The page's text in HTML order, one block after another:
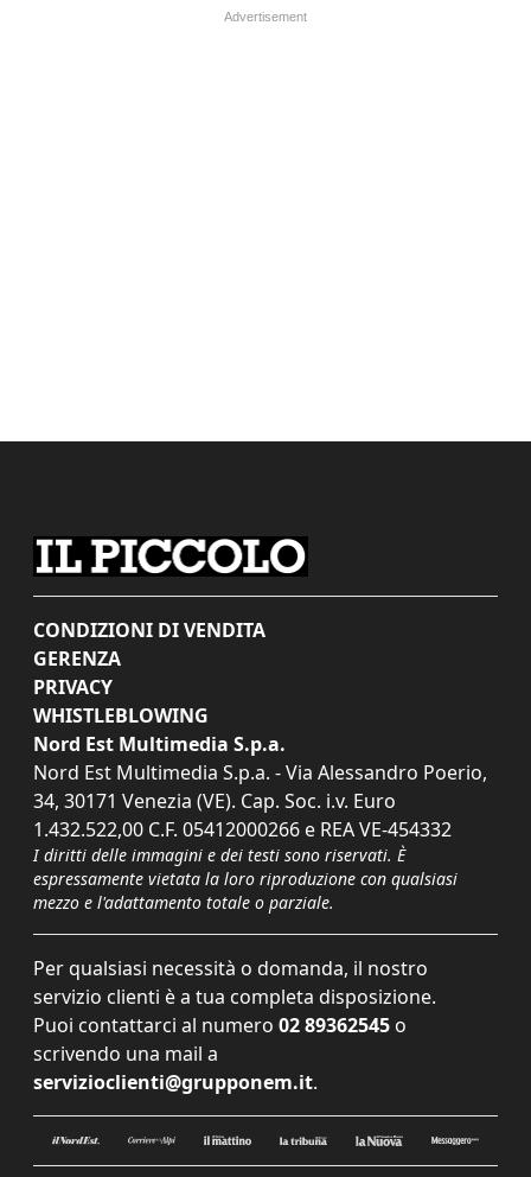
CONDIZIONI DI VENDITA
GERENZA
PRIVACY
WHISTLEBLOWING
Nord Est Multimedia S.p.a.
Nord Est Multimedia S.p.a. - Via Alessandro Poerio,
34, 30171 Venezia (VE). Cap. Soc. i.v. Euro
1.432.522,00 C.F. 05412000266 e REA VE-454332
I diritti delle immagini e dei testi sono riservati. È
espressamente vietata la loro riproduzione con qualsiasi
mezzo e l'adattamento totale o parziale.
Per qualsiasi necessità o domanda, il nostro
servizio clienti è a tua completa disposizione.
Puoi contattarci al numero 02 89362545 o
scrivendo una mail a
servizioclienti@grupponem.it.